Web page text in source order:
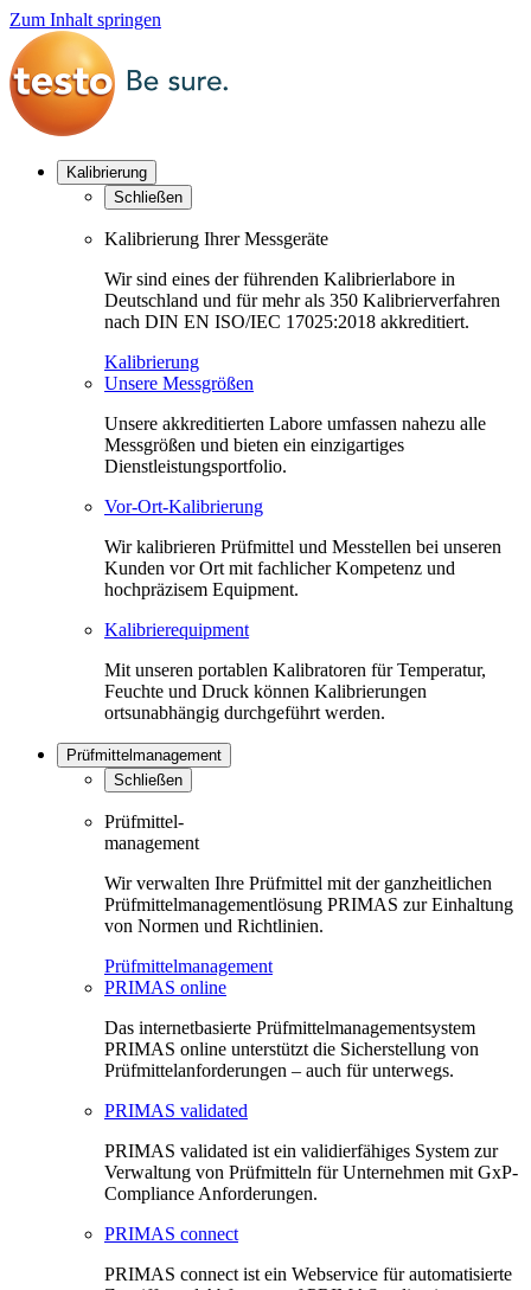
Zum Inhalt springen
Kalibrierung
Schließen
Kalibrierung Ihrer Messgeräte
Wir sind eines der führenden Kalibrierlabore in
Deutschland und für mehr als 350 Kalibrierverfahren
nach DIN EN ISO/IEC 17025:2018 akkreditiert.
Kalibrierung
Unsere Messgrößen
Unsere akkreditierten Labore umfassen nahezu alle
Messgrößen und bieten ein einzigartiges
Dienstleistungsportfolio.
Vor-Ort-Kalibrierung
Wir kalibrieren Prüfmittel und Messtellen bei unseren
Kunden vor Ort mit fachlicher Kompetenz und
hochpräzisem Equipment.
Kalibrierequipment
Mit unseren portablen Kalibratoren für Temperatur,
Feuchte und Druck können Kalibrierungen
ortsunabhängig durchgeführt werden.
Prüfmittelmanagement
Schließen
Prüfmittel-
management
Wir verwalten Ihre Prüfmittel mit der ganzheitlichen
Prüfmittelmanagementlösung PRIMAS zur Einhaltung
von Normen und Richtlinien.
Prüfmittelmanagement
PRIMAS online
Das internetbasierte Prüfmittelmanagementsystem
PRIMAS online unterstützt die Sicherstellung von
Prüfmittelanforderungen – auch für unterwegs.
PRIMAS validated
PRIMAS validated ist ein validierfähiges System zur
Verwaltung von Prüfmitteln für Unternehmen mit GxP-
Compliance Anforderungen.
PRIMAS connect
PRIMAS connect ist ein Webservice für automatisierte